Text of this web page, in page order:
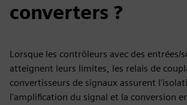
converters ?
Lorsque les contrôleurs avec des entrées/
atteignent leurs limites, les relais de
convertisseurs de signaux assurent
l'amplification du signal et la conversion